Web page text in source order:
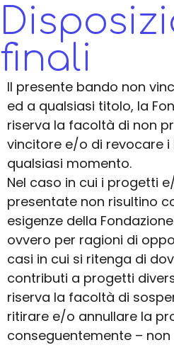
finali
Il presente bando non
ed a qualsiasi titolo, la
riserva la facoltà di non
vincitore e/o di revocare
qualsiasi momento.
Nel caso in cui i progetti
presentate non risultino
esigenze della
ovvero per ragioni di
casi in cui si ritenga di
contributi a progetti
riserva la facoltà di
ritirare e/o annullare la
conseguentemente –